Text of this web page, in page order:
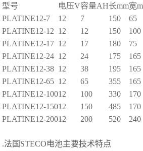
型号
电压V容量AH长mm宽
PLATINE12-7
12 7 150 65
PLATINE12-12 12 12 150 100
PLATINE12-17 12 17 180 75
PLATINE12-24 12 24 175 165
PLATINE12-38 12 38 195 165
PLATINE12-65 12 65 355 165
PLATINE12-10012 100 330 170
PLATINE12-15012 150 485 170
PLATINE12-20012 200 520 240
.法国STECO电池主要技术特点